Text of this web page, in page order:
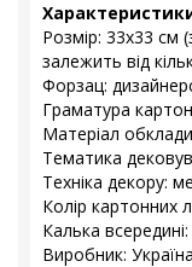
Розмір: 33х33 см
залежить від
Форзац:
Граматура
Матеріал
Тематика
Техніка декору:
Колір картонних
Калька
Виробник: